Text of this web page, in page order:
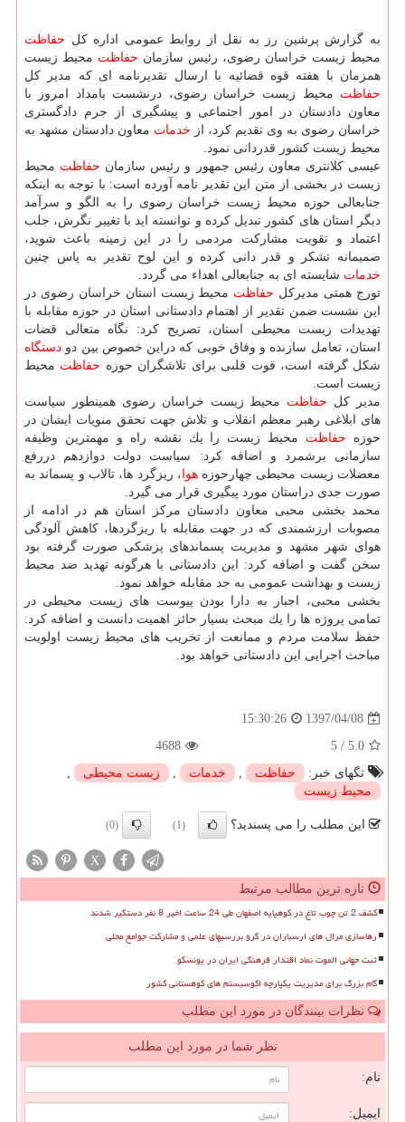
به گزارش پرشین رز به نقل از روابط عمومی اداره كل حفاظت
محیط زیست خراسان رضوی، رئیس سازمان حفاظت محیط زیست
همزمان با هفته قوه قضائیه با ارسال تقدیرنامه ای كه مدیر كل
حفاظت محیط زیست خراسان رضوی، درنشست بامداد امروز با
معاون دادستان در امور اجتماعی و پیشگیری از جرم دادگستری
خراسان رضوی به وی تقدیم كرد، از خدمات معاون دادستان مشهد به
محیط زیست كشور قدردانی نمود.
عیسی كلانتری معاون رئیس جمهور و رئیس سازمان حفاظت محیط
زیست در بخشی از متن این تقدیر نامه آورده است: با توجه به اینكه
جنابعالی حوزه محیط زیست خراسان رضوی را به الگو و سرآمد
دیگر استان های كشور تبدیل كرده و توانسته اید با تغییر نگرش، جلب
اعتماد و تقویت مشاركت مردمی را در این زمینه باعث شوید،
صمیمانه تشكر و قدر دانی كرده و این لوح تقدیر به پاس چنین
خدمات شایسته ای به جنابعالی اهداء می گردد.
تورج همتی مدیركل حفاظت محیط زیست استان خراسان رضوی در
این نشست ضمن تقدیر از اهتمام دادستانی استان در حوزه مقابله با
تهدیدات زیست محیطی استان، تصریح كرد: نگاه متعالی قضات
استان، تعامل سازنده و وفاق خوبی كه دراین خصوص بین دو دستگاه
شكل گرفته است، قوت قلبی برای تلاشگران حوزه حفاظت محیط
زیست است.
مدیر كل حفاظت محیط زیست خراسان رضوی همینطور سیاست
های ابلاغی رهبر معظم انقلاب و تلاش جهت تحقق منویات ایشان در
حوزه حفاظت محیط زیست را یك نقشه راه و مهمترین وظیفه
سازمانی برشمرد و اضافه كرد: سیاست دولت دوازدهم دررفع
معضلات زیست محیطی چهارحوزههوا، ریزگرد ها، تالاب و پسماند به
صورت جدی دراستان مورد پیگیری قرار می گیرد.
محمد بخشی محبی معاون دادستان مركز استان هم در ادامه از
مصوبات ارزشمندی كه در جهت مقابله با ریزگردها، كاهش آلودگی
هوای شهر مشهد و مدیریت پسماندهای پزشكی صورت گرفته بود
سخن گفت و اضافه كرد: این دادستانی با هرگونه تهدید ضد محیط
زیست و بهداشت عمومی به جد مقابله خواهد نمود.
بخشی محبی، اجبار به دارا بودن پیوست های زیست محیطی در
تمامی پروژه ها را یك مبحث بسیار حائز اهمیت دانست و اضافه كرد:
حفظ سلامت مردم و ممانعت از تخریب های محیط زیست اولویت
مباحث اجرایی این دادستانی خواهد بود.
1397/04/08
15:30:26
5.0
/
5
4688
تگهای خبر:
حفاظت , خدمات , زیست محیطی
,
محیط زیست
این مطلب را می پسندید؟ (1)
(0)
X
تازه ترین مطالب مرتبط
کشف 2 تن چوب تاغ در کوهپایه اصفهان طی 24 ساعت اخیر 8 نفر دستگیر شدند
رهاسازی مرال های ارسباران در گرو بررسیهای علمی و مشارکت جوامع محلی
ثبت جهانی الموت نماد اقتدار فرهنگی ایران در یونسکو
گام بزرگ برای مدیریت یکپارچه اکوسیستم های کوهستانی کشور
نظرات بینندگان در مورد این مطلب
نظر شما در مورد این مطلب
نام:
ایمیل: